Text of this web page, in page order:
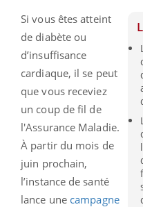
Si vous êtes atteint
de diabète ou
d’insuffisance
cardiaque, il se peut
que vous receviez
un coup de fil de
l'Assurance Maladie.
À partir du mois de
juin prochain,
l’instance de santé
lance une campagne